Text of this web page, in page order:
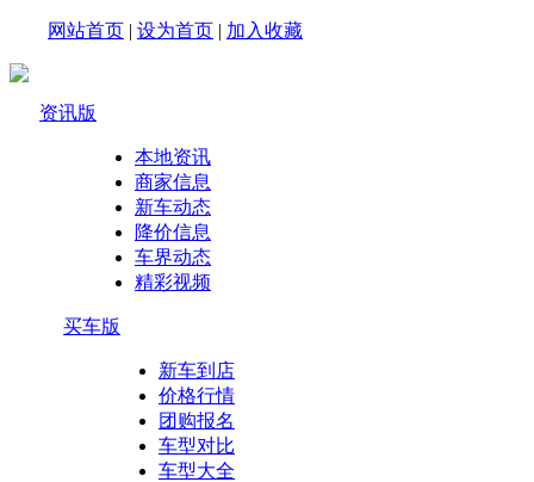
网站首页 | 设为首页 | 加入收藏
资讯版
本地资讯
商家信息
新车动态
降价信息
车界动态
精彩视频
买车版
新车到店
价格行情
团购报名
车型对比
车型大全